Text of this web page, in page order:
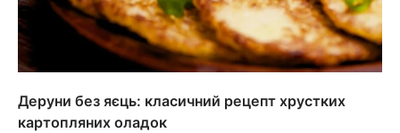
Деруни без яєць: класичний рецепт хрустких
картопляних оладок